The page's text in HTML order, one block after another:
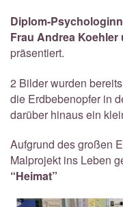
Diplom-
Frau Andrea
präsentiert.
2 Bilder wurden
die Erdbebenopfer in
darüber hinaus ein
Aufgrund des großen
Malprojekt ins Leben
“Heimat”